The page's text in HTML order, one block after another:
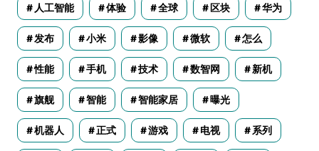
人工智能 体验 全球 区块 华为
发布 小米 影像 微软 怎么
性能 手机 技术 数智网 新机
旗舰 智能 智能家居 曝光
机器人 正式 游戏 电视 系列